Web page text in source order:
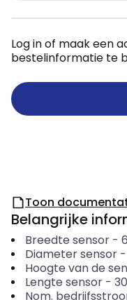
Log in of maak een
bestelinformatie te
Toon
Belangrijke
Breedte sensor-
Diameter sensor-
Hoogte van de
Lengte sensor- 30
Nom.